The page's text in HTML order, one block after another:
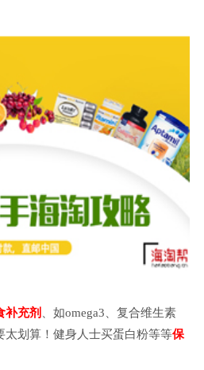
补充剂 、如omega3、复合维生素
太划算！健身人士买蛋白粉等等保